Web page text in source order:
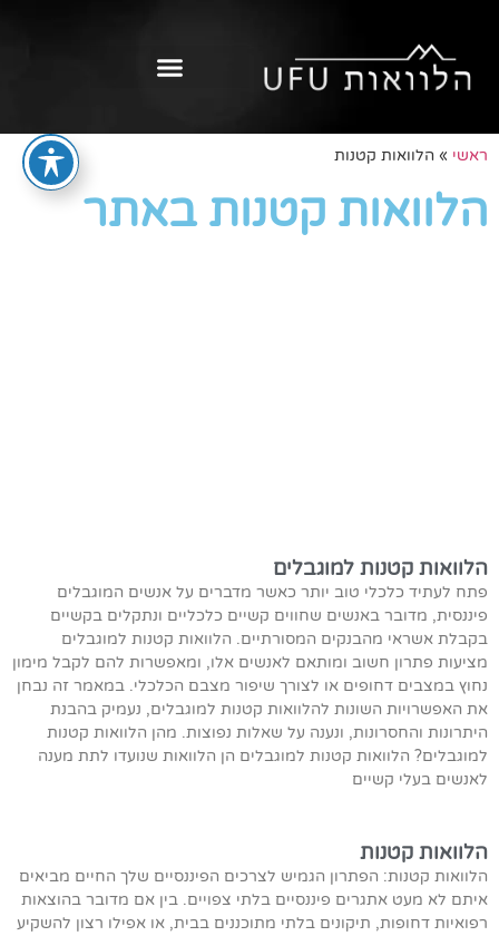
ראשי » הלוואות קטנות
הלוואות קטנות באתר
הלוואות קטנות למוגבלים
פתח לעתיד כלכלי טוב יותר כאשר מדברים על אנשים המוגבלים
פיננסית, מדובר באנשים שחווים קשיים כלכליים ונתקלים בקשיים
בקבלת אשראי מהבנקים המסורתיים. הלוואות קטנות למוגבלים
מציעות פתרון חשוב ומותאם לאנשים אלו, ומאפשרות להם לקבל מימון
נחוץ במצבים דחופים או לצורך שיפור מצבם הכלכלי. במאמר זה נבחן
את האפשרויות השונות להלוואות קטנות למוגבלים, נעמיק בהבנת
היתרונות והחסרונות, ונענה על שאלות נפוצות. מהן הלוואות קטנות
למוגבלים? הלוואות קטנות למוגבלים הן הלוואות שנועדו לתת מענה
לאנשים בעלי קשיים
הלוואות קטנות
הלוואות קטנות: הפתרון הגמיש לצרכים הפיננסיים שלך החיים מביאים
איתם לא מעט אתגרים פיננסיים בלתי צפויים. בין אם מדובר בהוצאות
רפואיות דחופות, תיקונים בלתי מתוכננים בבית, או אפילו רצון להשקיע